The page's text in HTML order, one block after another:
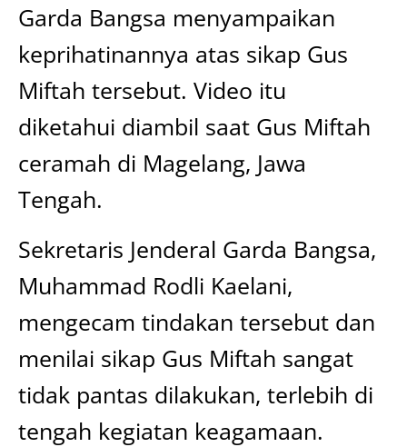
Garda Bangsa menyampaikan
keprihatinannya atas sikap Gus
Miftah tersebut. Video itu
diketahui diambil saat Gus Miftah
ceramah di Magelang, Jawa
Tengah.
Sekretaris Jenderal Garda Bangsa,
Muhammad Rodli Kaelani,
mengecam tindakan tersebut dan
menilai sikap Gus Miftah sangat
tidak pantas dilakukan, terlebih di
tengah kegiatan keagamaan.